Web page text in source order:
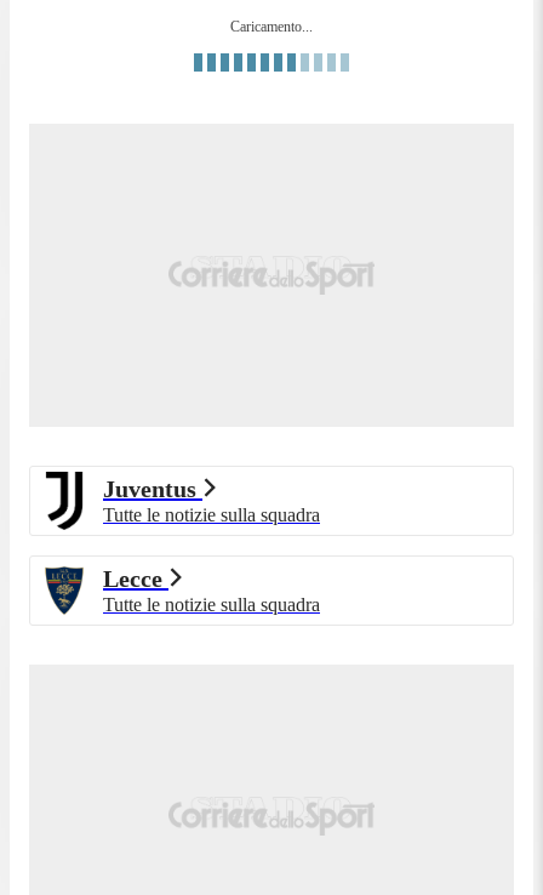
Caricamento...
Juventus
Tutte le notizie sulla squadra
Lecce
Tutte le notizie sulla squadra